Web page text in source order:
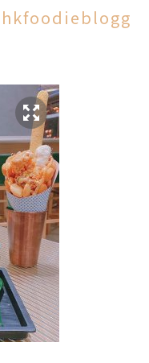
hkfoodieblogg